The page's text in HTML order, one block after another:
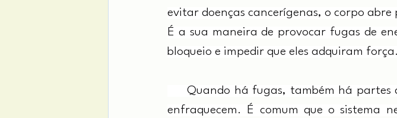
evitar doenças cancerígenas, o corpo abre
É a sua maneira de provocar fugas de
bloqueio e impedir que eles adquiram força.
Quando há fugas, também há partes
enfraquecem. É comum que o sistema